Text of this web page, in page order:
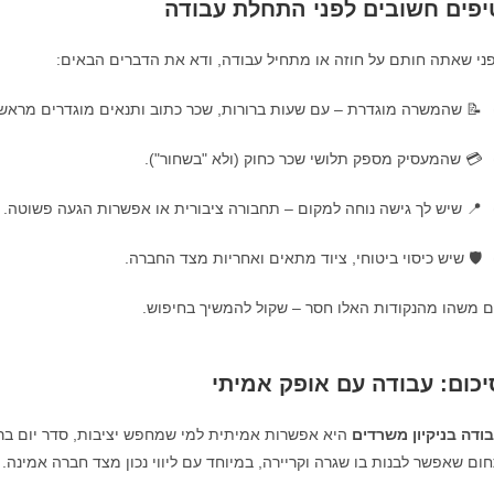
חשובים לפני התחלת עבודה
שאתה חותם על חוזה או מתחיל עבודה, ודא את הדברים הבאים:
📝 שהמשרה מוגדרת – עם שעות ברורות, שכר כתוב ותנאים מוגדרים
💳 שהמעסיק מספק תלושי שכר כחוק (ולא "בשחור").
📍 שיש לך גישה נוחה למקום – תחבורה ציבורית או אפשרות הגעה פשוטה.
🛡️ שיש כיסוי ביטוחי, ציוד מתאים ואחריות מצד החברה.
משהו מהנקודות האלו חסר – שקול להמשיך בחיפוש.
עבודה עם אופק אמיתי
בניקיון משרדים היא אפשרות אמיתית למי שמחפש יציבות, סדר יום
שאפשר לבנות בו שגרה וקריירה, במיוחד עם ליווי נכון מצד חברה אמינה.